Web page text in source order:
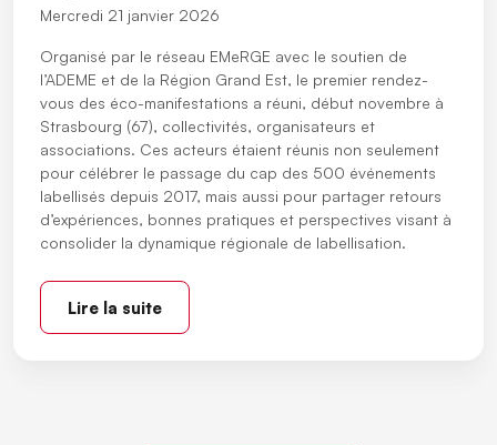
Mercredi 21 janvier 2026
Organisé par le réseau EMeRGE avec le soutien de
l’ADEME et de la Région Grand Est, le premier rendez-
vous des éco-manifestations a réuni, début novembre à
Strasbourg (67), collectivités, organisateurs et
associations. Ces acteurs étaient réunis non seulement
pour célébrer le passage du cap des 500 événements
labellisés depuis 2017, mais aussi pour partager retours
d’expériences, bonnes pratiques et perspectives visant à
consolider la dynamique régionale de labellisation.
Lire la suite